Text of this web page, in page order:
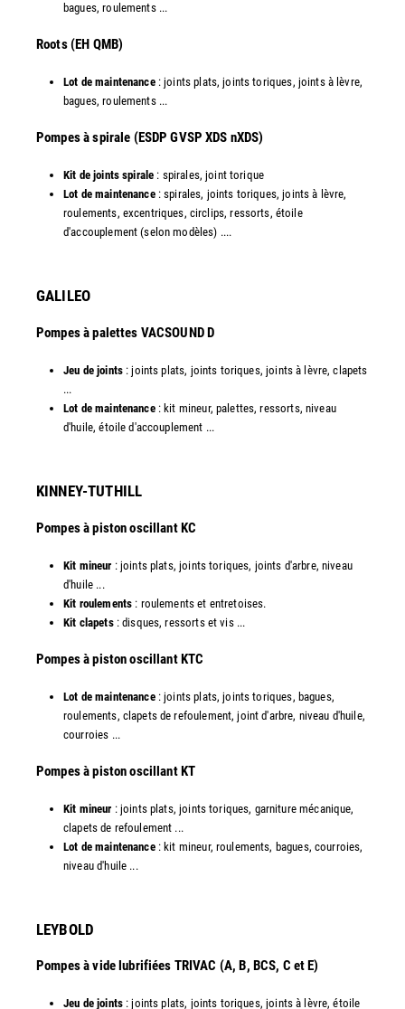
bagues, roulements ...
Roots (EH QMB)
Lot de maintenance : joints plats, joints toriques, joints à lèvre,
bagues, roulements ...
​Pompes à spirale (ESDP GVSP XDS nXDS)
Kit de joints spirale : spirales, joint torique
Lot de maintenance: spirales, joints toriques, joints à lèvre,
roulements, excentriques, circlips, ressorts, étoile
d'accouplement (selon modèles) ....​
GALILEO
Pompes à palettes VACSOUND D
Jeu de joints : joints plats, joints toriques, joints à lèvre, clapets
...
Lot de maintenance: kit mineur, palettes, ressorts, niveau
d'huile, étoile d'accouplement ...​​
KINNEY-TUTHILL
Pompes à piston oscillant KC
Kit mineur : joints plats, joints toriques, joints d'arbre, niveau
d'huile ...
Kit roulements : roulements et entretoises.
Kit clapets: disques, ressorts et vis ...
​Pompes à piston oscillant KTC
Lot de maintenance : joints plats, joints toriques, bagues,
roulements, clapets de refoulement, joint d'arbre, niveau d'huile,
courroies ...
​Pompes à piston oscillant KT
Kit mineur : joints plats, joints toriques, garniture mécanique,
clapets de refoulement ...
Lot de maintenance: kit mineur, roulements, bagues, courroies,
niveau d'huile ...​
LEYBOLD
Pompes à vide lubrifiées TRIVAC (A, B, BCS, C et E)
Jeu de joints: joints plats, joints toriques, joints à lèvre, étoile